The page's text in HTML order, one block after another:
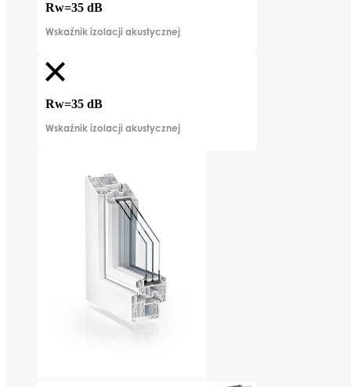
Rw=35 dB
Wskaźnik izolacji akustycznej
Rw=35 dB
Wskaźnik izolacji akustycznej